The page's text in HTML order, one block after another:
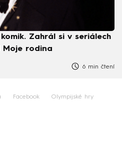
Zahrál si v seriálech
Moje rodina
6 min čtení
Facebook Olympijské hry